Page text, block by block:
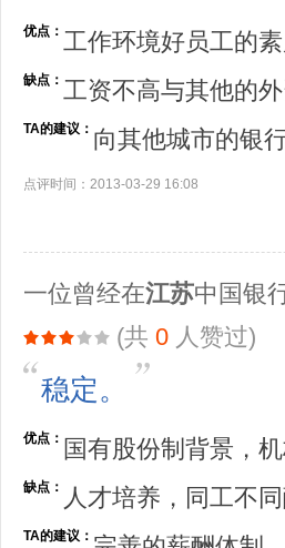
优点： 工作环境好员工的
缺点： 工资不高与其他的
TA的建议： 向其他城市的银
点评时间：2013-03-29 16:08
一位曾经在江苏中国银
(共 0 人赞过)
稳定。
优点： 国有股份制背景，
缺点： 人才培养，同工不
TA的建议：